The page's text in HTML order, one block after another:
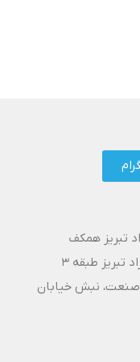
تبریز همکف
تبریز طبقه 3
بلوار صنعت، نبش خیابان